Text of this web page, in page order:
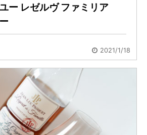
ー レゼルヴ ファミリア
2021/1/18